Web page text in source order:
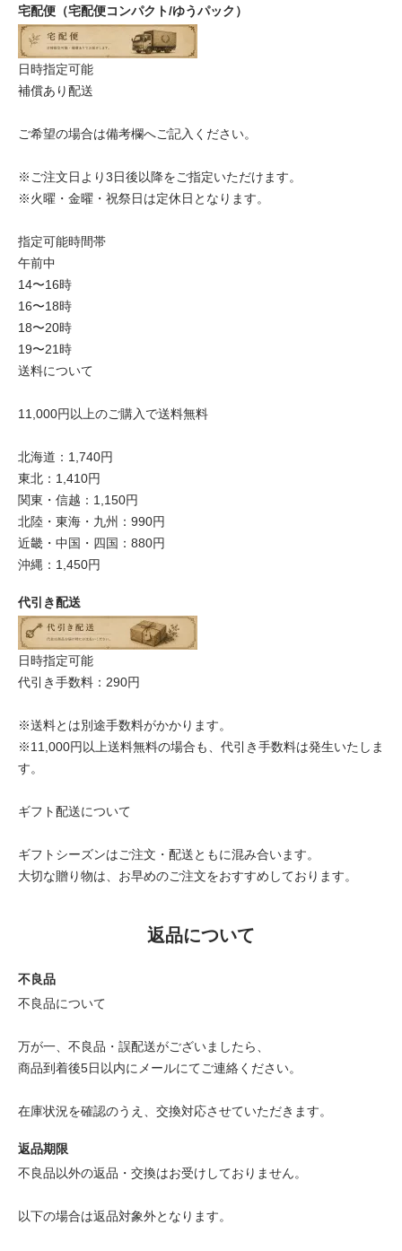
宅配便（宅配便コンパクト/ゆうパック）
日時指定可能
補償あり配送
ご希望の場合は備考欄へご記入ください。
※ご注文日より3日後以降をご指定いただけます。
※火曜・金曜・祝祭日は定休日となります。
指定可能時間帯
午前中
14〜16時
16〜18時
18〜20時
19〜21時
送料について
11,000円以上のご購入で送料無料
北海道：1,740円
東北：1,410円
関東・信越：1,150円
北陸・東海・九州：990円
近畿・中国・四国：880円
沖縄：1,450円
代引き配送
日時指定可能
代引き手数料：290円
※送料とは別途手数料がかかります。
※11,000円以上送料無料の場合も、代引き手数料は発生いたしま
す。
ギフト配送について
ギフトシーズンはご注文・配送ともに混み合います。
大切な贈り物は、お早めのご注文をおすすめしております。
返品について
不良品
不良品について
万が一、不良品・誤配送がございましたら、
商品到着後5日以内にメールにてご連絡ください。
在庫状況を確認のうえ、交換対応させていただきます。
返品期限
不良品以外の返品・交換はお受けしておりません。
以下の場合は返品対象外となります。